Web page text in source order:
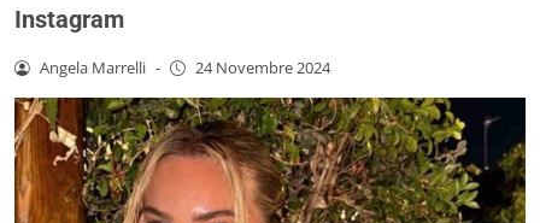
Instagram
Angela Marrelli - 24 Novembre 2024